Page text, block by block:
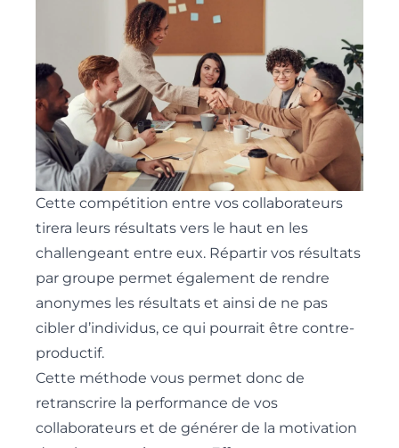
Cette compétition entre vos collaborateurs
tirera leurs résultats vers le haut en les
challengeant entre eux. Répartir vos résultats
par groupe permet également de rendre
anonymes les résultats et ainsi de ne pas
cibler d’individus, ce qui pourrait être contre-
productif.
Cette méthode vous permet donc de
retranscrire la performance de vos
collaborateurs et de générer de la motivation